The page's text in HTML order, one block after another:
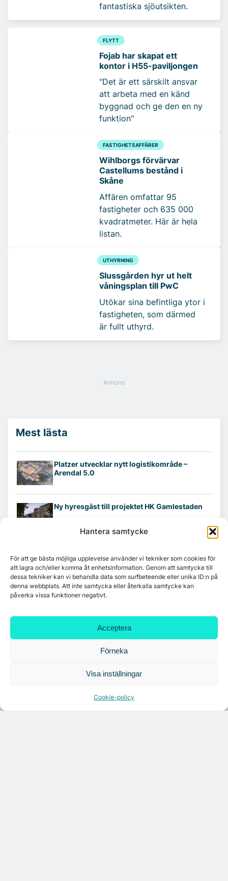
Hantera samtycke
För att ge bästa möjliga upplevelse använder vi tekniker som cookies för
att lagra och/eller komma åt enhetsinformation. Genom att samtycke till
dessa tekniker kan vi behandla data som surfbeteende eller unika ID:n på
denna webbplats. Att inte samtycka eller återkalla samtycke kan
påverka vissa funktioner negativt.
Acceptera
Förneka
Visa inställningar
Cookie-policy
fantastiska sjöutsikten.
FLYTT
Fojab har skapat ett
kontor i H55-paviljongen
"Det är ett särskilt ansvar
att arbeta med en känd
byggnad och ge den en ny
funktion"
FASTIGHETSAFFÄRER
Wihlborgs förvärvar
Castellums bestånd i
Skåne
Affären omfattar 95
fastigheter och 635 000
kvadratmeter. Här är hela
listan.
UTHYRNING
Slussgården hyr ut helt
våningsplan till PwC
Utökar sina befintliga ytor i
fastigheten, som därmed
är fullt uthyrd.
Mest lästa
Platzer utvecklar nytt logistikområde –
Arendal 5.0
Ny hyresgäst till projektet HK Gamlestaden
Tandem Health flyttar till Kungsgatan
Croisette rådgivare vid fastighetsaffär